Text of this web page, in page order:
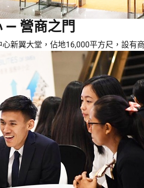
— 營商之門
新翼大堂，佔地16,000平方尺，設有